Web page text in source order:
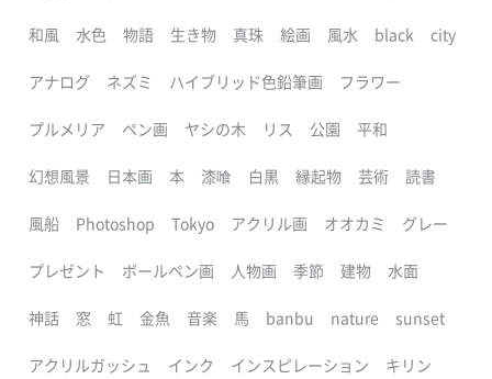
和風 水色 物語 生き物 真珠 絵画 風水 black city
アナログ ネズミ ハイブリッド色鉛筆画 フラワー
プルメリア ペン画 ヤシの木 リス 公園 平和
幻想風景 日本画 本 漆喰 白黒 縁起物 芸術 読書
風船 Photoshop Tokyo アクリル画 オオカミ グレー
プレゼント ボールペン画 人物画 季節 建物 水面
神話 窓 虹 金魚 音楽 馬 banbu nature sunset
アクリルガッシュ インク インスピレーション キリン